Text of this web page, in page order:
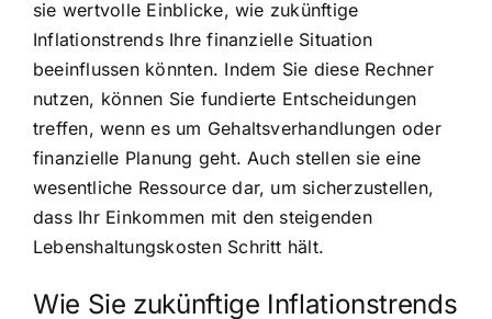
sie wertvolle Einblicke, wie zukünftige
Inflationstrends Ihre finanzielle Situation
beeinflussen könnten. Indem Sie diese Rechner
nutzen, können Sie fundierte Entscheidungen
treffen, wenn es um Gehaltsverhandlungen oder
finanzielle Planung geht. Auch stellen sie eine
wesentliche Ressource dar, um sicherzustellen,
dass Ihr Einkommen mit den steigenden
Lebenshaltungskosten Schritt hält.
Wie Sie zukünftige Inflationstrends